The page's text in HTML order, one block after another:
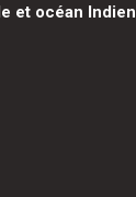
et océan Indien